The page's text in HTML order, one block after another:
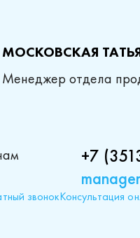
МОСКОВСКАЯ
Менеджер отдела
+7
звонокКонсультация